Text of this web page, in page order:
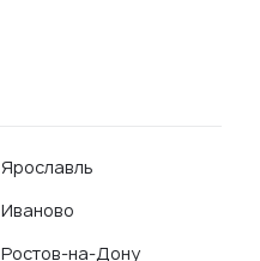
Ярославль
Иваново
Ростов-на-Дону